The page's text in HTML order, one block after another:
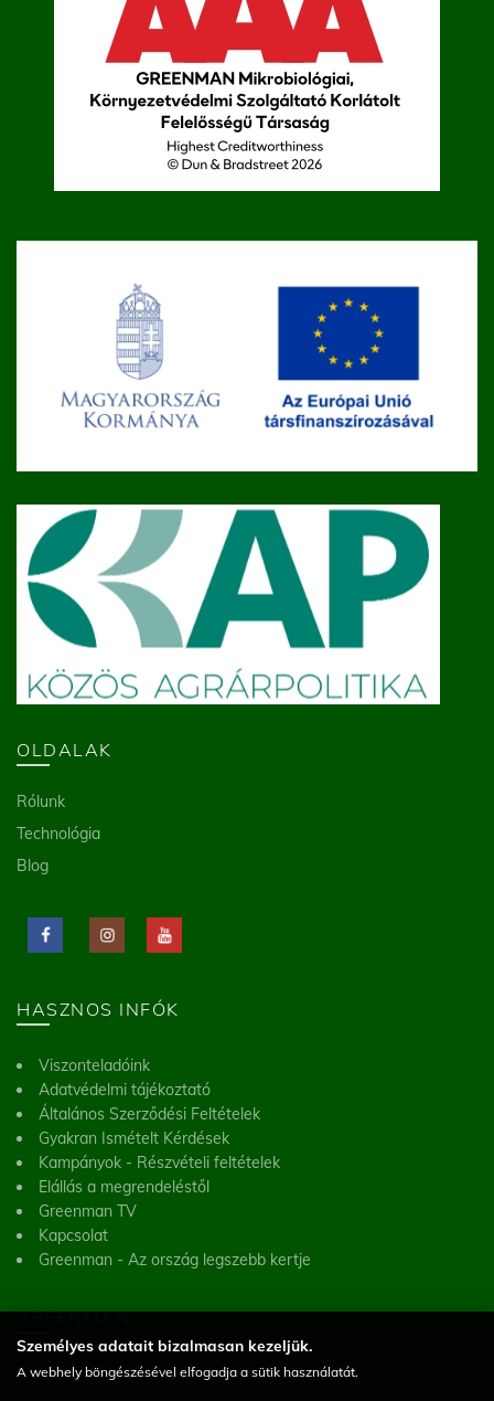
OLDALAK
Rólunk
Technológia
Blog
HASZNOS INFÓK
Viszonteladóink
Adatvédelmi tájékoztató
Általános Szerződési Feltételek
Gyakran Ismételt Kérdések
Kampányok - Részvételi feltételek
Elállás a megrendeléstől
Greenman TV
Kapcsolat
Greenman - Az ország legszebb kertje
GREENMAN
Greenman Kft.
Személyes adatait bizalmasan kezeljük.
A webhely böngészésével elfogadja a sütik használatát.